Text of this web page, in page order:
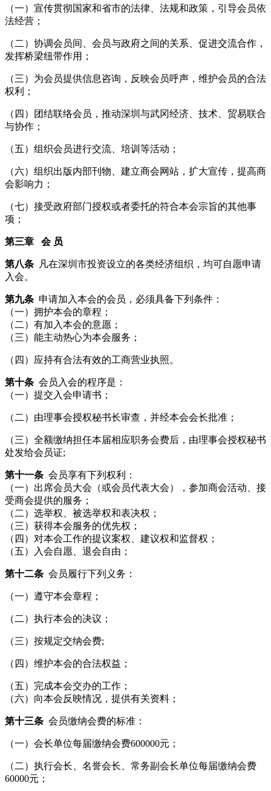
（一）宣传贯彻国家和省市的法律、法规和政策，引导会员依
法经营；
（二）协调会员间、会员与政府之间的关系、促进交流合作，
发挥桥梁纽带作用；
（三）为会员提供信息咨询，反映会员呼声，维护会员的合法
权利；
（四）团结联络会员，推动深圳与武冈经济、技术、贸易联合
与协作；
（五）组织会员进行交流、培训等活动；
（六）组织出版内部刊物、建立商会网站，扩大宣传，提高商
会影响力；
（七）接受政府部门授权或者委托的符合本会宗旨的其他事
项；
第三章 会 员
第八条 凡在深圳市投资设立的各类经济组织，均可自愿申请
入会。
第九条 申请加入本会的会员，必须具备下列条件：
（一）拥护本会的章程；
（二）有加入本会的意愿；
（三）能主动热心为本会服务；
（四）应持有合法有效的工商营业执照。
第十条 会员入会的程序是：
（一）提交入会申请书；
（二）由理事会授权秘书长审查，并经本会会长批准；
（三）全额缴纳担任本届相应职务会费后，由理事会授权秘书
处发给会员证;
第十一条 会员享有下列权利：
（一）出席会员大会（或会员代表大会），参加商会活动、接
受商会提供的服务；
（二）选举权、被选举权和表决权；
（三）获得本会服务的优先权；
（四）对本会工作的提议案权、建议权和监督权；
（五）入会自愿、退会自由；
第十二条 会员履行下列义务：
（一）遵守本会章程；
（二）执行本会的决议；
（三）按规定交纳会费;
（四）维护本会的合法权益；
（五）完成本会交办的工作；
（六）向本会反映情况，提供有关资料；
第十三条 会员缴纳会费的标准：
（一）会长单位每届缴纳会费600000元；
（二）执行会长、名誉会长、常务副会长单位每届缴纳会费
60000元；